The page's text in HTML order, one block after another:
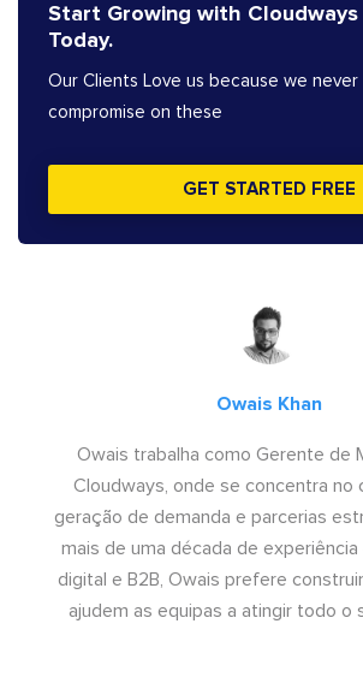
Start Growing with Cloudways
Today.
Our Clients Love us because we never
compromise on these
GET STARTED FREE
Owais Khan
Owais trabalha como Gerente de
Cloudways, onde se concentra no
geração de demanda e parcerias
mais de uma década de
digital e B2B, Owais prefere
ajudem as equipas a atingir todo o